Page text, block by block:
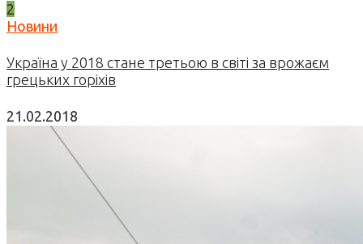
2
Новини
Україна у 2018 стане третьою в світі за врожаєм
грецьких горіхів
21.02.2018